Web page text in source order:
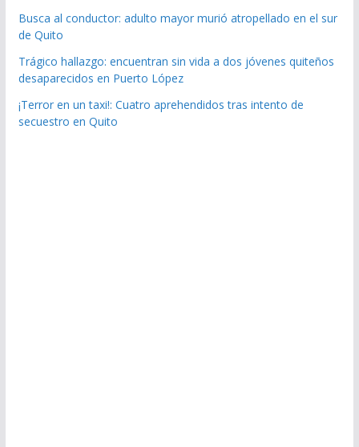
Busca al conductor: adulto mayor murió atropellado en el sur
de Quito
Trágico hallazgo: encuentran sin vida a dos jóvenes quiteños
desaparecidos en Puerto López
¡Terror en un taxi!: Cuatro aprehendidos tras intento de
secuestro en Quito